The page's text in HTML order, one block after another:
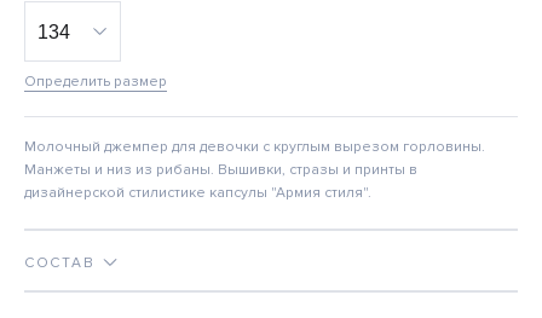
Определить размер
Молочный джемпер для девочки с круглым вырезом горловины.
Манжеты и низ из рибаны. Вышивки, стразы и принты в
дизайнерской стилистике капсулы "Армия стиля".
СОСТАВ